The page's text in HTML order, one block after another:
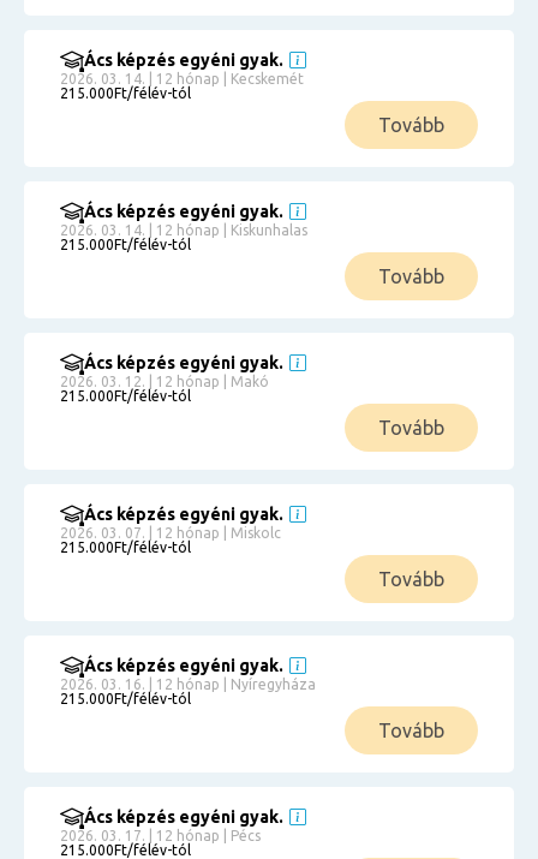
Ács képzés egyéni gyak.
2026. 03. 14. | 12 hónap | Kecskemét
215.000Ft/félév-tól
Tovább
Ács képzés egyéni gyak.
2026. 03. 14. | 12 hónap | Kiskunhalas
215.000Ft/félév-tól
Tovább
Ács képzés egyéni gyak.
2026. 03. 12. | 12 hónap | Makó
215.000Ft/félév-tól
Tovább
Ács képzés egyéni gyak.
2026. 03. 07. | 12 hónap | Miskolc
215.000Ft/félév-tól
Tovább
Ács képzés egyéni gyak.
2026. 03. 16. | 12 hónap | Nyíregyháza
215.000Ft/félév-tól
Tovább
Ács képzés egyéni gyak.
2026. 03. 17. | 12 hónap | Pécs
215.000Ft/félév-tól